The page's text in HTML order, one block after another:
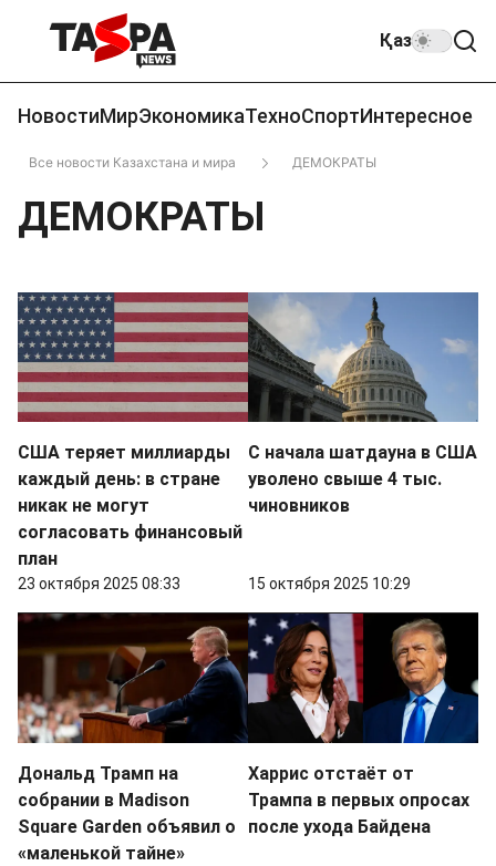
Қаз
НовостиМирЭкономикаТехноСпортИнтересное
Все новости Казахстана и мира ДЕМОКРАТЫ
ДЕМОКРАТЫ
США теряет миллиарды
каждый день: в стране
никак не могут
согласовать финансовый
план
23 октября 2025 08:33
С начала шатдауна в США
уволено свыше 4 тыс.
чиновников
15 октября 2025 10:29
Дональд Трамп на
собрании в Madison
Square Garden объявил о
«маленькой тайне»
Харрис отстаёт от
Трампа в первых опросах
после ухода Байдена